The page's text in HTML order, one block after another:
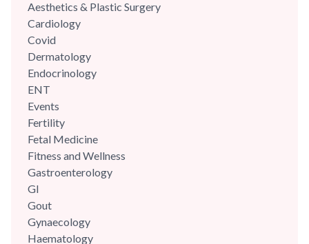
Aesthetics & Plastic Surgery
Cardiology
Covid
Dermatology
Endocrinology
ENT
Events
Fertility
Fetal Medicine
Fitness and Wellness
Gastroenterology
GI
Gout
Gynaecology
Haematology